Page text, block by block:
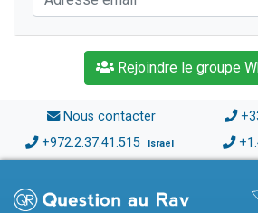
Rejoindre le groupe
Nous contacter
+972.2.37.41.515 Israël